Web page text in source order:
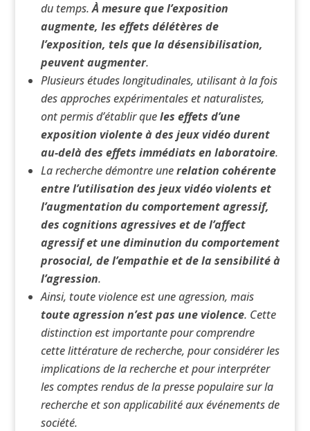
du temps.À mesure que l’exposition
augmente, les effets délétères de
l’exposition, tels que la désensibilisation,
peuvent augmenter.
Plusieurs études longitudinales, utilisant à la fois
des approches expérimentales et naturalistes,
ont permis d’établir queles effets d’une
exposition violente à des jeux vidéo durent
au-delà des effets immédiats en laboratoire.
La recherche démontre unerelation cohérente
entre l’utilisation des jeux vidéo violents et
l’augmentation du comportement agressif,
des cognitions agressives et de l’affect
agressif et une diminution du comportement
prosocial, de l’empathie et de la sensibilité à
l’agression.
Ainsi, toute violence est une agression, mais
toute agression n’est pas une violence. Cette
distinction est importante pour comprendre
cette littérature de recherche, pour considérer les
implications de la recherche et pour interpréter
les comptes rendus de la presse populaire sur la
recherche et son applicabilité aux événements de
société.